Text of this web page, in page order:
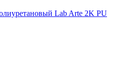
Lab Arte 2K PU